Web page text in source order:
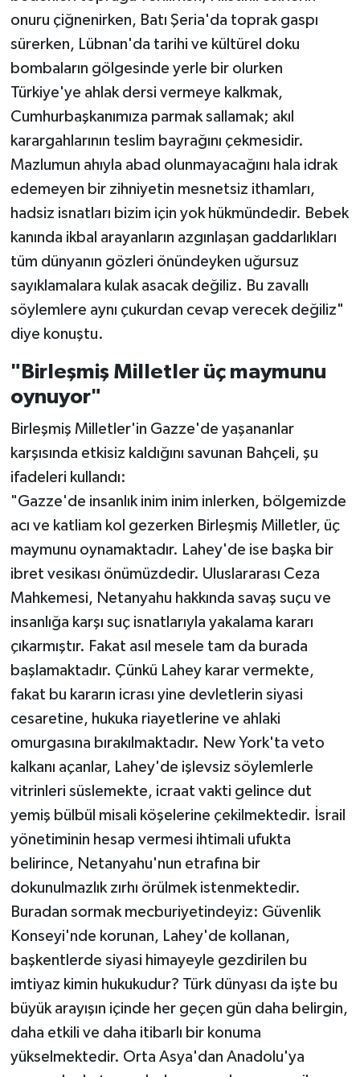
onuru çiğnenirken, Batı Şeria'da toprak gaspı
sürerken, Lübnan'da tarihi ve kültürel doku
bombaların gölgesinde yerle bir olurken
Türkiye'ye ahlak dersi vermeye kalkmak,
Cumhurbaşkanımıza parmak sallamak; akıl
karargahlarının teslim bayrağını çekmesidir.
Mazlumun ahıyla abad olunmayacağını hala idrak
edemeyen bir zihniyetin mesnetsiz ithamları,
hadsiz isnatları bizim için yok hükmündedir. Bebek
kanında ikbal arayanların azgınlaşan gaddarlıkları
tüm dünyanın gözleri önündeyken uğursuz
sayıklamalara kulak asacak değiliz. Bu zavallı
söylemlere aynı çukurdan cevap verecek değiliz"
diye konuştu.
"Birleşmiş Milletler üç maymunu
oynuyor"
Birleşmiş Milletler'in Gazze'de yaşananlar
karşısında etkisiz kaldığını savunan Bahçeli, şu
ifadeleri kullandı:
"Gazze'de insanlık inim inim inlerken, bölgemizde
acı ve katliam kol gezerken Birleşmiş Milletler, üç
maymunu oynamaktadır. Lahey'de ise başka bir
ibret vesikası önümüzdedir. Uluslararası Ceza
Mahkemesi, Netanyahu hakkında savaş suçu ve
insanlığa karşı suç isnatlarıyla yakalama kararı
çıkarmıştır. Fakat asıl mesele tam da burada
başlamaktadır. Çünkü Lahey karar vermekte,
fakat bu kararın icrası yine devletlerin siyasi
cesaretine, hukuka riayetlerine ve ahlaki
omurgasına bırakılmaktadır. New York'ta veto
kalkanı açanlar, Lahey'de işlevsiz söylemlerle
vitrinleri süslemekte, icraat vakti gelince dut
yemiş bülbül misali köşelerine çekilmektedir. İsrail
yönetiminin hesap vermesi ihtimali ufukta
belirince, Netanyahu'nun etrafına bir
dokunulmazlık zırhı örülmek istenmektedir.
Buradan sormak mecburiyetindeyiz: Güvenlik
Konseyi'nde korunan, Lahey'de kollanan,
başkentlerde siyasi himayeyle gezdirilen bu
imtiyaz kimin hukukudur? Türk dünyası da işte bu
büyük arayışın içinde her geçen gün daha belirgin,
daha etkili ve daha itibarlı bir konuma
yükselmektedir. Orta Asya'dan Anadolu'ya